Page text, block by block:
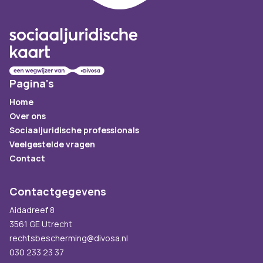
Pagina's
Home
Over ons
Sociaaljuridische professionals
Veelgestelde vragen
Contact
Contactgegevens
Aidadreef 8
3561 GE Utrecht
rechtsbescherming@divosa.nl
030 233 23 37